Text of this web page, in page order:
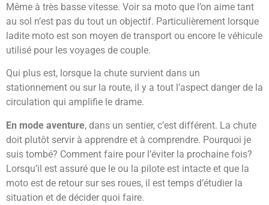
Même à très basse vitesse. Voir sa moto que l’on aime tant
au sol n’est pas du tout un objectif. Particulièrement lorsque
ladite moto est son moyen de transport ou encore le véhicule
utilisé pour les voyages de couple.
Qui plus est, lorsque la chute survient dans un
stationnement ou sur la route, il y a tout l’aspect danger de la
circulation qui amplifie le drame.
En mode aventure, dans un sentier, c’est différent. La chute
doit plutôt servir à apprendre et à comprendre. Pourquoi je
suis tombé? Comment faire pour l’éviter la prochaine fois?
Lorsqu’il est assuré que le ou la pilote est intacte et que la
moto est de retour sur ses roues, il est temps d’étudier la
situation et de décider quoi faire.